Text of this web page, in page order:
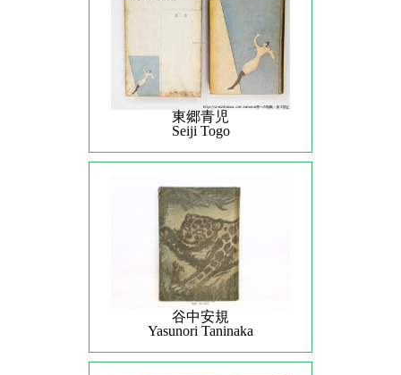
東郷青児
Seiji Togo
谷中安規
Yasunori Taninaka